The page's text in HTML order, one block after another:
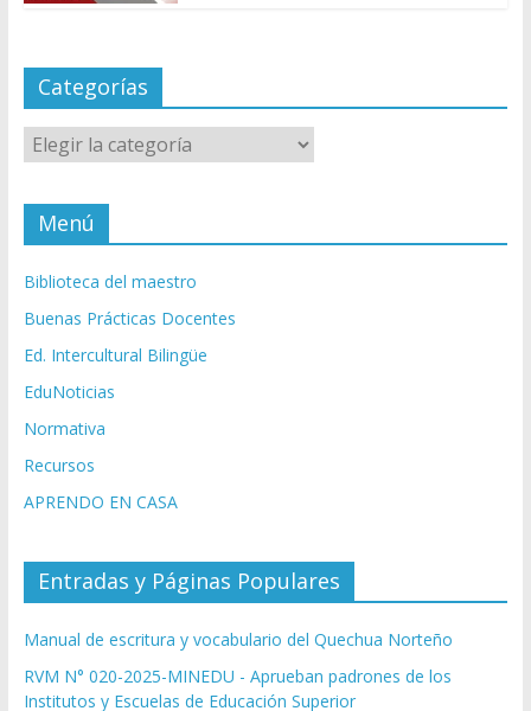
Categorías
Categorías
Menú
Biblioteca del maestro
Buenas Prácticas Docentes
Ed. Intercultural Bilingüe
EduNoticias
Normativa
Recursos
APRENDO EN CASA
Entradas y Páginas Populares
Manual de escritura y vocabulario del Quechua Norteño
RVM N° 020-2025-MINEDU - Aprueban padrones de los
Institutos y Escuelas de Educación Superior